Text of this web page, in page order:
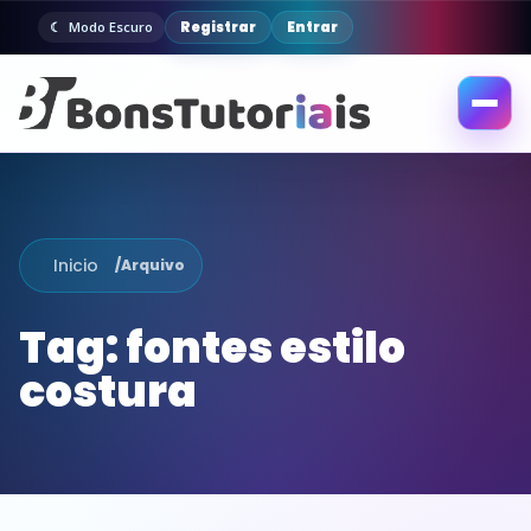
Modo Escuro Registrar Entrar
Abrir
Inicio /Arquivo
Tag:fontes estilo
costura